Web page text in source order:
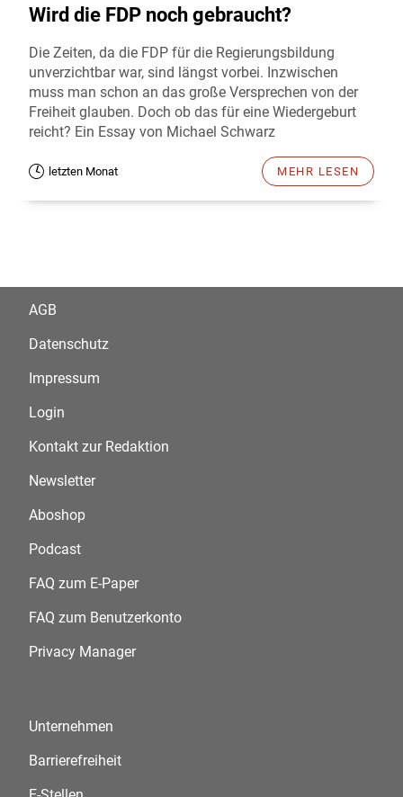
Wird die FDP noch gebraucht?
Die Zeiten, da die FDP für die Regierungsbildung
unverzichtbar war, sind längst vorbei. Inzwischen
muss man schon an das große Versprechen von der
Freiheit glauben. Doch ob das für eine Wiedergeburt
reicht? Ein Essay von Michael Schwarz
letzten Monat MEHR LESEN
AGB
Datenschutz
Impressum
Login
Kontakt zur Redaktion
Newsletter
Aboshop
Podcast
FAQ zum E-Paper
FAQ zum Benutzerkonto
Privacy Manager
Unternehmen
Barrierefreiheit